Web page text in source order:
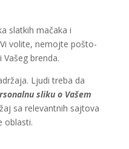
slatkih mačaka i
volite, nemojte pošto-
brenda.
Ljudi treba da
sliku o Vašem
sa relevantnih sajtova
oblasti.